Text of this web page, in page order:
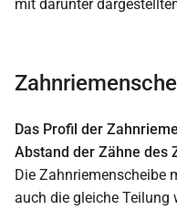
Das Profil der
Abstand der Zähne des
Die Zahnriemenscheibe
auch die gleiche Teilung